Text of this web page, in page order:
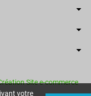
Site e-commerce
votre